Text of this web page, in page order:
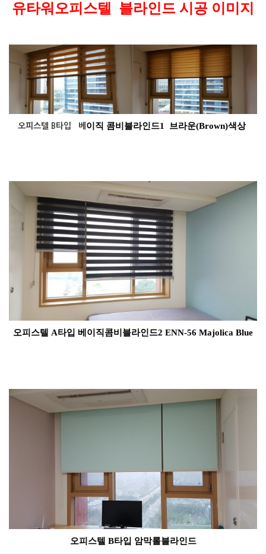
유타워오피스텔 블라인드 시공 이미지
오피스텔 B타입 베 이직 콤비블라인드1 브라운(Brown)색상
오피스텔 A타입 베이직콤비블라인드2 ENN-56 Majolica Blue​
오피스텔 B타입 암막롤블라인드​